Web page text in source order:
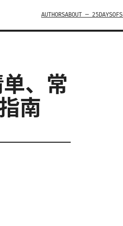
AUTHORSABOUT —
、常
南